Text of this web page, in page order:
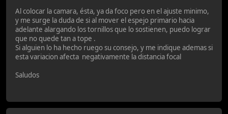
Al colocar la camara, ésta, ya da foco pero en el ajuste minimo,
y me surge la duda de si al mover el espejo primario hacia
adelante alargando los tornillos que lo sostienen, puedo lograr
que no quede tan a tope .
Si alguien lo ha hecho ruego su consejo, y me indique ademas si
esta variacion afecta negativamente la distancia focal
Saludos